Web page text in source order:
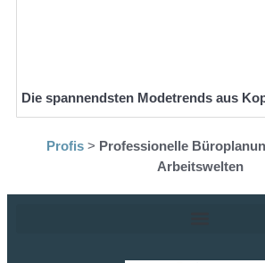
Die spannendsten Modetrends aus
Profis> Professionelle
Arbeitswelten